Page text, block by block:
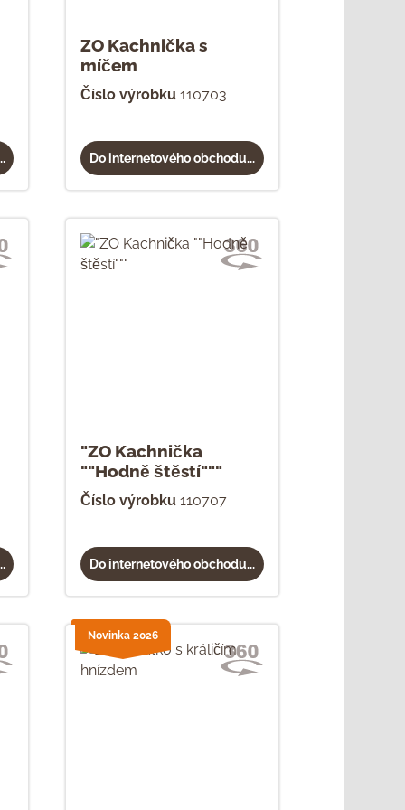
ZO Kachnička s
míčem
Číslo výrobku 110703
Do internetového obchodu...
"ZO Kachnička
""Hodně štěstí"""
Číslo výrobku 110707
Do internetového obchodu...
Novinka 2026